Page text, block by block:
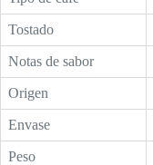
Tostado
Notas de sabor
Origen
Envase
Peso